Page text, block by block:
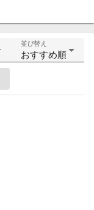
並び替え
おすすめ順